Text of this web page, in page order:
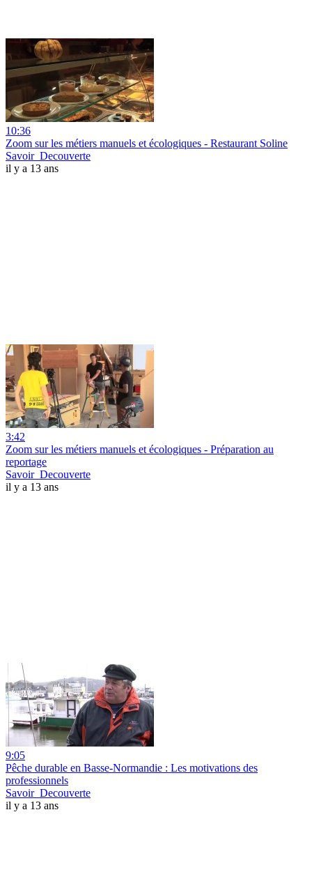
10:36
Zoom sur les métiers manuels et écologiques - Restaurant Soline
Savoir_Decouverte
il y a 13 ans
3:42
Zoom sur les métiers manuels et écologiques - Préparation au
reportage
Savoir_Decouverte
il y a 13 ans
9:05
Pêche durable en Basse-Normandie : Les motivations des
professionnels
Savoir_Decouverte
il y a 13 ans